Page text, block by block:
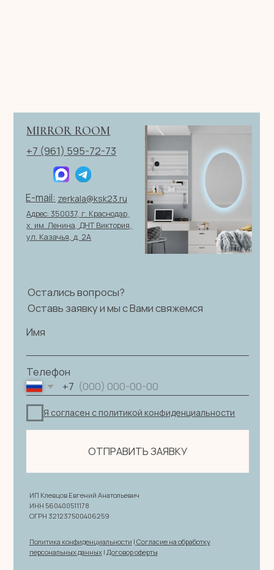
© 2026 ИП Клевцов Е.А.Все права защищены.
Политика конфиденциальности Согласие на обработку
персональных данных Договор оферты
ИНН 560400511178